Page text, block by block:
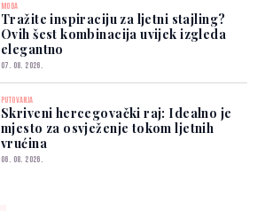
MODA
Tražite inspiraciju za ljetni stajling?
Ovih šest kombinacija uvijek izgleda
elegantno
07. 08. 2026.
PUTOVANJA
Skriveni hercegovački raj: Idealno je
mjesto za osvježenje tokom ljetnih
vrućina
06. 08. 2026.